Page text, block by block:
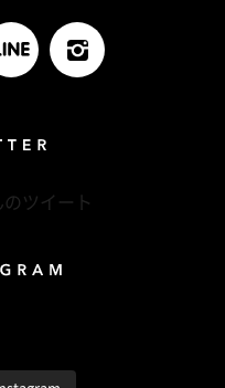
ツイート